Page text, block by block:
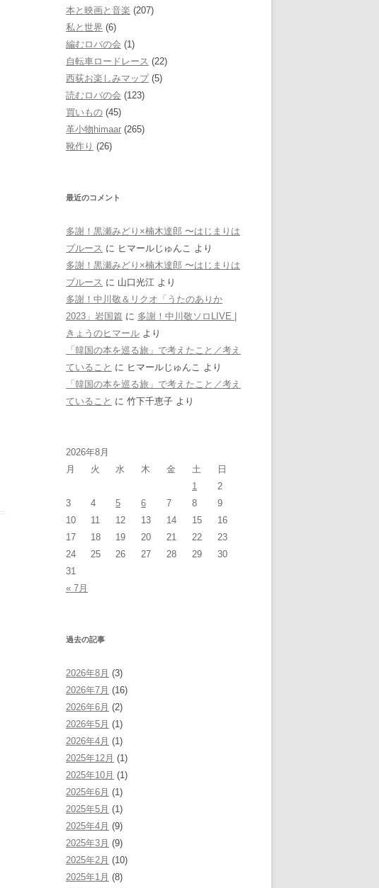
本と映画と音楽 (207)
私と世界 (6)
編むロバの会 (1)
自転車ロードレース (22)
西荻お楽しみマップ(5)
読むロバの会 (123)
買いもの (45)
革小物himaar (265)
靴作り (26)
最近のコメント
多謝！黒瀬みどり×楠木達郎 〜はじまりは
ブルース に ヒマールじゅんこ より
多謝！黒瀬みどり×楠木達郎 〜はじまりは
ブルース に 山口光江 より
多謝！中川敬＆リクオ「うたのありか
2023」岩国篇 に 多謝！中川敬ソロLIVE |
きょうのヒマール より
「韓国の本を巡る旅」で考えたこと／考え
ていること に ヒマールじゅんこ より
「韓国の本を巡る旅」で考えたこと／考え
ていること に 竹下千恵子 より
2026年8月
月
火 水 木 金 土
日
1
2
3
4 5 6 7 8
9
10
11 12 13 14 15
16
17
18 19 20 21 22
23
24
25 26 27 28 29
30
31
« 7月
過去の記事
2026年8月 (3)
2026年7月 (16)
2026年6月 (2)
2026年5月 (1)
2026年4月 (1)
2025年12月 (1)
2025年10月 (1)
2025年6月 (1)
2025年5月 (1)
2025年4月 (9)
2025年3月 (9)
2025年2月 (10)
2025年1月 (8)